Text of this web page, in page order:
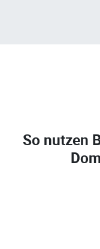
So nutzen